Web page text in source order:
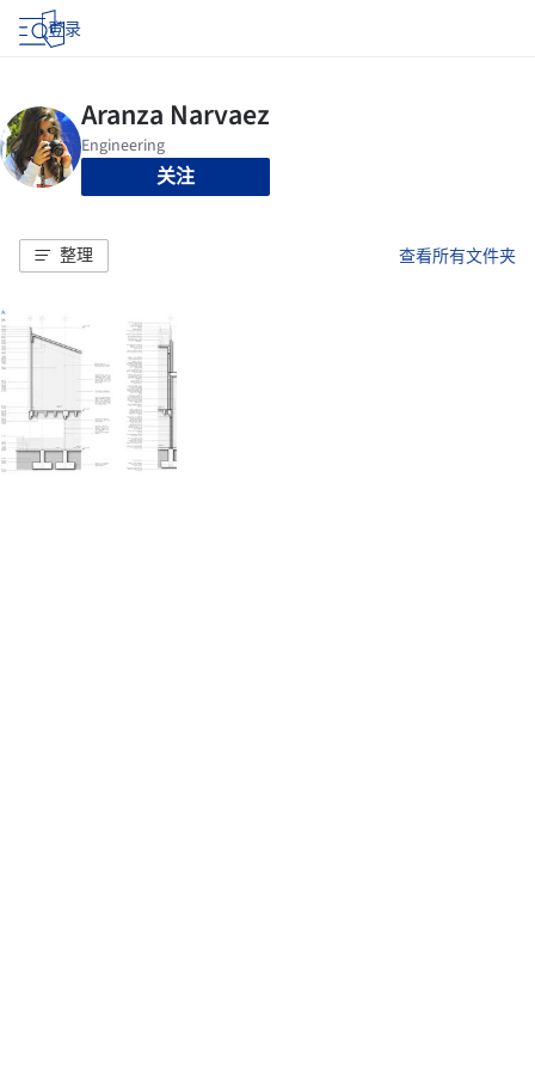
登录
关注
整理 查看所有文件夹